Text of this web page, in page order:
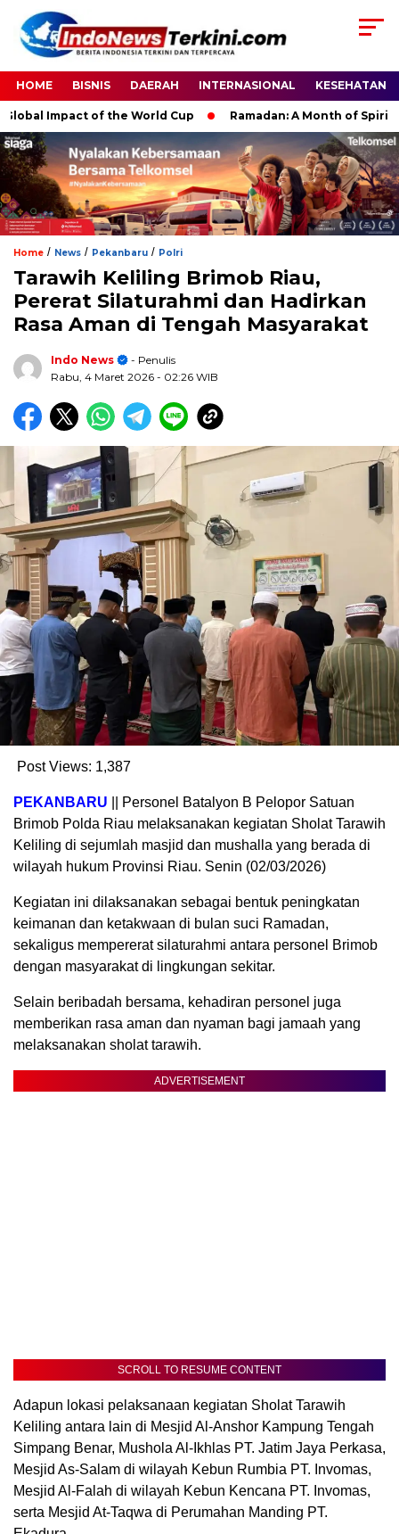
HOME BISNIS DAERAH INTERNASIONAL KESEHATAN
Impact of the World Cup Ramadan: A Month of Spiritual
Home / News / Pekanbaru / Polri
Tarawih Keliling Brimob Riau,
Pererat Silaturahmi dan Hadirkan
Rasa Aman di Tengah Masyarakat
Indo News
- Penulis
Rabu, 4 Maret 2026 - 02:26 WIB
Post Views: 1,387
PEKANBARU || Personel Batalyon B Pelopor Satuan
Brimob Polda Riau melaksanakan kegiatan Sholat Tarawih
Keliling di sejumlah masjid dan mushalla yang berada di
wilayah hukum Provinsi Riau. Senin (02/03/2026)
Kegiatan ini dilaksanakan sebagai bentuk peningkatan
keimanan dan ketakwaan di bulan suci Ramadan,
sekaligus mempererat silaturahmi antara personel Brimob
dengan masyarakat di lingkungan sekitar.
Selain beribadah bersama, kehadiran personel juga
memberikan rasa aman dan nyaman bagi jamaah yang
melaksanakan sholat tarawih.
ADVERTISEMENT
SCROLL TO RESUME CONTENT
Adapun lokasi pelaksanaan kegiatan Sholat Tarawih
Keliling antara lain di Mesjid Al-Anshor Kampung Tengah
Simpang Benar, Mushola Al-Ikhlas PT. Jatim Jaya Perkasa,
Mesjid As-Salam di wilayah Kebun Rumbia PT. Invomas,
Mesjid Al-Falah di wilayah Kebun Kencana PT. Invomas,
serta Mesjid At-Taqwa di Perumahan Manding PT.